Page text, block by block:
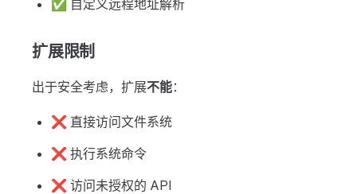
✅ 自定义远程地址解析
扩展限制
出于安全考虑，扩展不能：
❌ 直接访问文件系统
❌ 执行系统命令
❌ 访问未授权的 API